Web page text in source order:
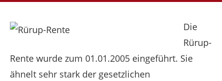
Die
Rürup-
Rente wurde zum 01.01.2005 eingeführt. Sie
ähnelt sehr stark der gesetzlichen